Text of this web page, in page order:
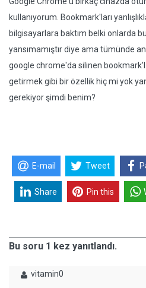
kullanıyorum. Bookmark'ları
bilgisayarlara baktım belki onlarda
yansımamıştır diye ama tümünde
google chrome'da silinen
getirmek gibi bir özellik hiç mi yok
gerekiyor şimdi benim?
E-mail Tweet
Share Pin this
Bu soru 1 kez yanıtlandı.
vitamin0